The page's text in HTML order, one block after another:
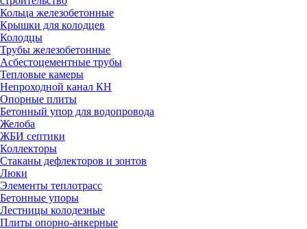
Кольца железобетонные
Крышки для колодцев
Колодцы
Трубы железобетонные
Асбестоцементные трубы
Тепловые камеры
Непроходной канал КН
Опорные плиты
Бетонный упор для водопровода
Желоба
ЖБИ септики
Коллекторы
Стаканы дефлекторов и зонтов
Люки
Элементы теплотрасс
Бетонные упоры
Лестницы колодезные
Плиты опорно-анкерные